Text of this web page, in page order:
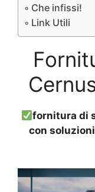
Che infissi!
Link Utili
fornitura di
con